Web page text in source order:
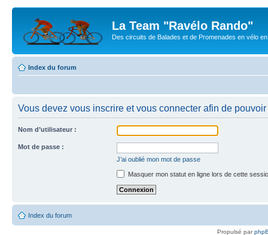
La Team "Ravélo Rando"
Des circuits de Balades et de Promenades en vélo
Index du forum
Vous devez vous inscrire et vous connecter afin de
Nom d’utilisateur :
Mot de passe :
J’ai oublié mon mot de passe
Masquer mon statut en ligne lors de cette
Index du forum
Propulsé par